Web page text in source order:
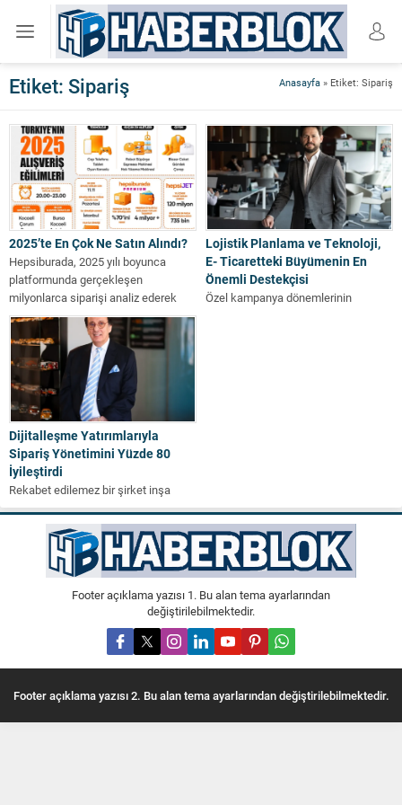
Anasayfa » Etiket: Sipariş
Etiket: Sipariş
2025’te En Çok Ne Satın Alındı?
Hepsiburada, 2025 yılı boyunca
platformunda gerçekleşen
milyonlarca siparişi analiz ederek
Türkiye’deki alışveriş alışkanlıklarına
Lojistik Planlama ve Teknoloji,
E- Ticaretteki Büyümenin En
Önemli Destekçisi
Özel kampanya dönemlerinin
Dijitalleşme Yatırımlarıyla
Sipariş Yönetimini Yüzde 80
İyileştirdi
Rekabet edilemez bir şirket inşa
etme çalışmalarına aralıksız devam
eden Yorglass, dijitalleşme rüzgârı ile
Footer açıklama yazısı 1. Bu alan tema ayarlarından
değiştirilebilmektedir.
Footer açıklama yazısı 2. Bu alan tema ayarlarından değiştirilebilmektedir.